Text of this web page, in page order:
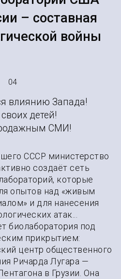
– составная
войны
04
влиянию Запада!
детей!
СМИ!
СССР министерство
создаёт сеть
которые
опытов над «живым
и для нанесения
атак...
биолаборатория под
прикрытием:
центр общественного
Ричарда Лугара —
в Грузии. Она